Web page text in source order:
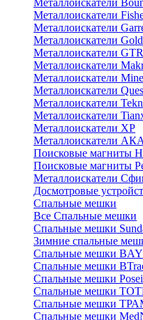
Металлоискатели
Металлоискатели
Металлоискатели
Металлоискатели
Металлоискатели GTR
Металлоискатели
Металлоискатели
Металлоискатели
Металлоискатели
Металлоискатели
Металлоискатели XP
Металлоискатели АКА
Поисковые магниты
Поисковые магниты
Металлоискатели
Досмотровые
Спальные мешки
Все Спальные мешки
Спальные мешки
Зимние спальные
Спальные мешки BAY
Спальные мешки
Спальные мешки
Спальные мешки
Спальные мешки
Cпальные мешки